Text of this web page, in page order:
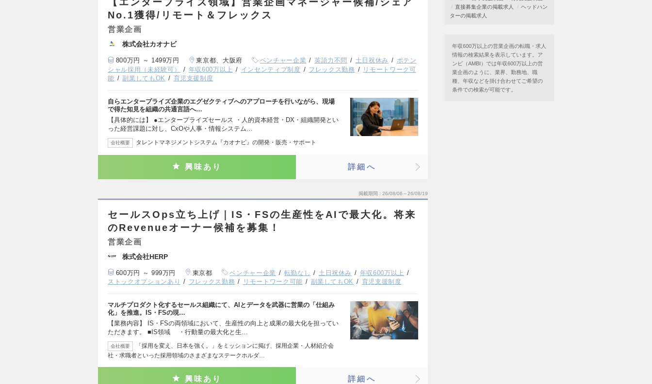
No.1獲得/リモート＆フレックス
営業企画
株式会社カオナビ
800万円 ～ 1499万円 東京都、大阪府 ベンチャー企業 英語力不問 土日祝休み
ポテン
シャル採用（未経験可）
年収600万以上 インセンティブ制度 フレックス勤務
リモートワーク可
能
副業してもOK 育児支援制度
自らエンタープライズ企業のエグゼクティブへのアプローチを行いながら、現場
で得た知見を組織の共通言語へ…
【具体的には】 ●エンタープライズセールス ・人的資本経営・DX・組織開発とい
った経営課題に対し、CxOや人事・情報システム…
会社概要 タレントマネジメントシステム『カオナビ』の開発・販売・サポート
興味あり 詳細へ
掲載期間 26/08/06～26/08/19
セールスOps立ち上げ｜IS・FSの生産性をAIで最大化。将来
のRevenueオーナー候補を募集！
営業企画
株式会社HERP
600万円 ～ 999万円 東京都 ベンチャー企業 転勤なし 土日祝休み
年収600万以上
ストックオプションあり
フレックス勤務 リモートワーク可能 副業してもOK 育児支援制度
マルチプロダクト化するセールス組織にて、AIとデータを武器に営業の「仕組み
化」を推進。IS・FSの現…
【業務内容】 IS・FSの両領域において、生産性の向上と成果の最大化を担ってい
ただきます。 ■IS領域 ・行動量の最大化と生…
会社概要
「採用を変え、日本を強く。」をミッションに掲げ、採用企業・人材紹介会
社・求職者といった採用領域のさまざまなステークホルダ…
興味あり 詳細へ
直接募集企業の掲載求人
ヘッドハン
ターの掲載求人
年収600万以上の営業企画の転職・求人
情報の検索結果を表示しています。ア
ンビ（AMBI）では年収600万以上の営
業企画のように、業界、勤務地、職
種、年収などを掛け合わせてご希望の
条件での検索が可能です。